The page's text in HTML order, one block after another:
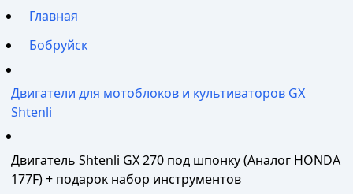
Главная
Бобруйск
Двигатели для мотоблоков и культиваторов GX
Shtenli
Двигатель Shtenli GX 270 под шпонку (Аналог HONDA
177F) + подарок набор инструментов